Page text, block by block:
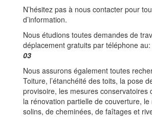
N’hésitez pas à nous contacter pour
d’information.
Nous étudions toutes demandes de
déplacement gratuits par téléphone au:
03
Nous assurons également toutes
Toiture, l’étanchéité des toits, la pose
provisoire, les mesures conservatoires
la rénovation partielle de couverture,
solins, de cheminées, de faîtages et